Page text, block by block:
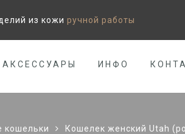
из кожиручной работы
АКСЕССУАРЫ ИНФО
кошельки Кошелек женский Utah